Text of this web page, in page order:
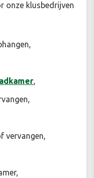
onze klusbedrijven
,
vervangen,